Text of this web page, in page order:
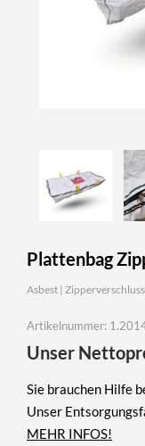
Plattenbag
Asbest |
Artikelnummer:
Unser
Sie brauchen Hilfe
Unser
MEHR INFOS!